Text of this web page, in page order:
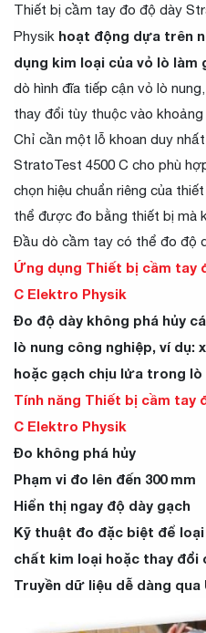
Thiết bị cầm tay đo độ dày
Physik hoạt động dựa trên
dụng kim loại của vỏ lò làm
dò hình đĩa tiếp cận vỏ lò
thay đổi tùy thuộc vào khoảng
Chỉ cần một lỗ khoan duy
StratoTest 4500 C cho phù
chọn hiệu chuẩn riêng của
thể được đo bằng thiết bị mà
Đầu dò cầm tay có thể đo độ
Ứng dụng Thiết bị cầm tay
C Elektro Physik
Đo độ dày không phá hủy
lò nung công nghiệp, ví dụ:
hoặc gạch chịu lửa trong lò
Tính năng Thiết bị cầm tay
C Elektro Physik
Đo không phá hủy
Phạm vi đo lên đến 300 mm
Hiển thị ngay độ dày gạch
Kỹ thuật đo đặc biệt để
chất kim loại hoặc thay đổi
Truyền dữ liệu dễ dàng